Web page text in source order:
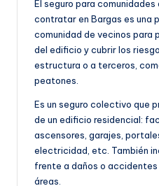
El seguro para
contratar en Bargas es una
comunidad de vecinos para
del edificio y cubrir los
estructura o a terceros,
peatones.
Es un seguro colectivo que
de un edificio residencial:
ascensores, garajes,
electricidad, etc. También
frente a daños o
áreas.